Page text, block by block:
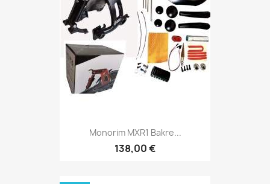
Monorim MXR1 Bakre...
138,00 €